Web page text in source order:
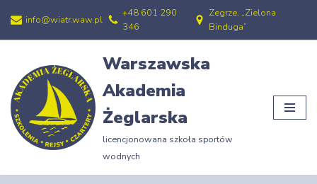
Przejdź
treści
info@wiatr.waw.pl
+48 601 290
346
Zegrze, „Zielona
Binduga”
Warszawska
Akademia
Żeglarska
licencjonowana szkoła sportów
wodnych